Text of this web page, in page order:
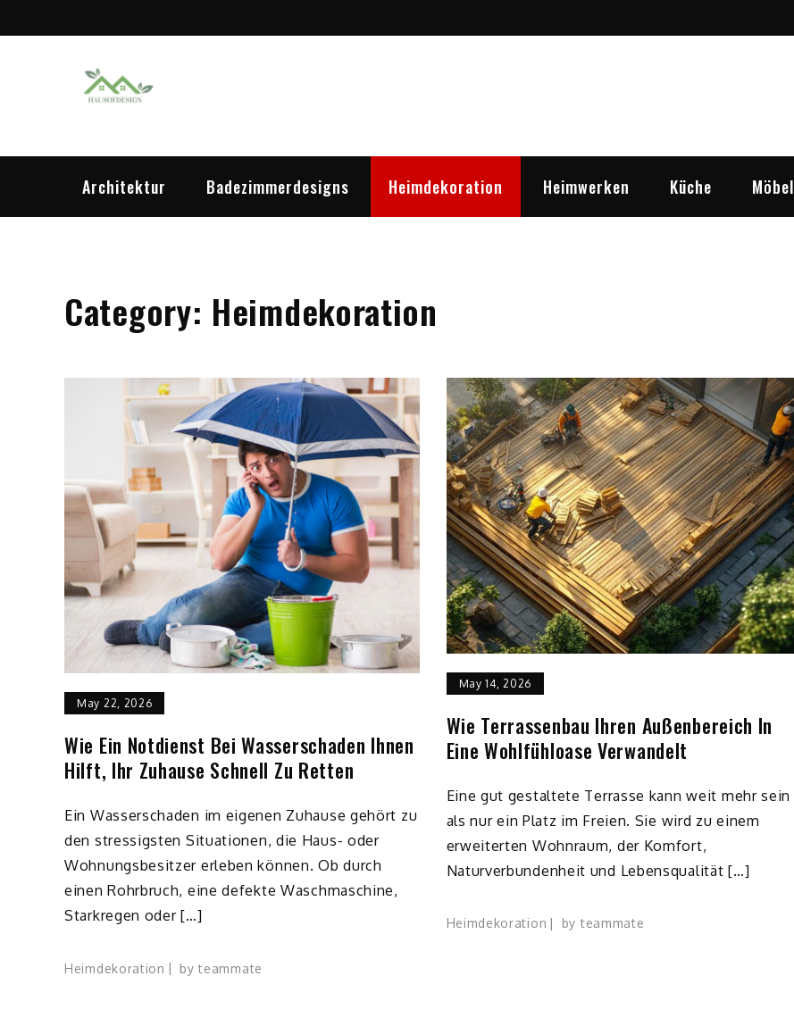
to
Architektur Badezimmerdesigns Heimdekoration Heimwerken Küche Möbel
Category: Heimdekoration
May 22, 2026
Wie Ein Notdienst Bei Wasserschaden Ihnen
Hilft, Ihr Zuhause Schnell Zu Retten
Ein Wasserschaden im eigenen Zuhause gehört zu
den stressigsten Situationen, die Haus- oder
Wohnungsbesitzer erleben können. Ob durch
einen Rohrbruch, eine defekte Waschmaschine,
Starkregen oder […]
Heimdekoration byteammate
May 14, 2026
Wie Terrassenbau Ihren Außenbereich In
Eine Wohlfühloase Verwandelt
Eine gut gestaltete Terrasse kann weit mehr sein
als nur ein Platz im Freien. Sie wird zu einem
erweiterten Wohnraum, der Komfort,
Naturverbundenheit und Lebensqualität […]
Heimdekoration byteammate